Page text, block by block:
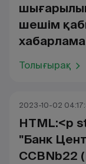
шешім
Толығырақ
2023-10-02
HTML:<p
"Банк
CCBNb22